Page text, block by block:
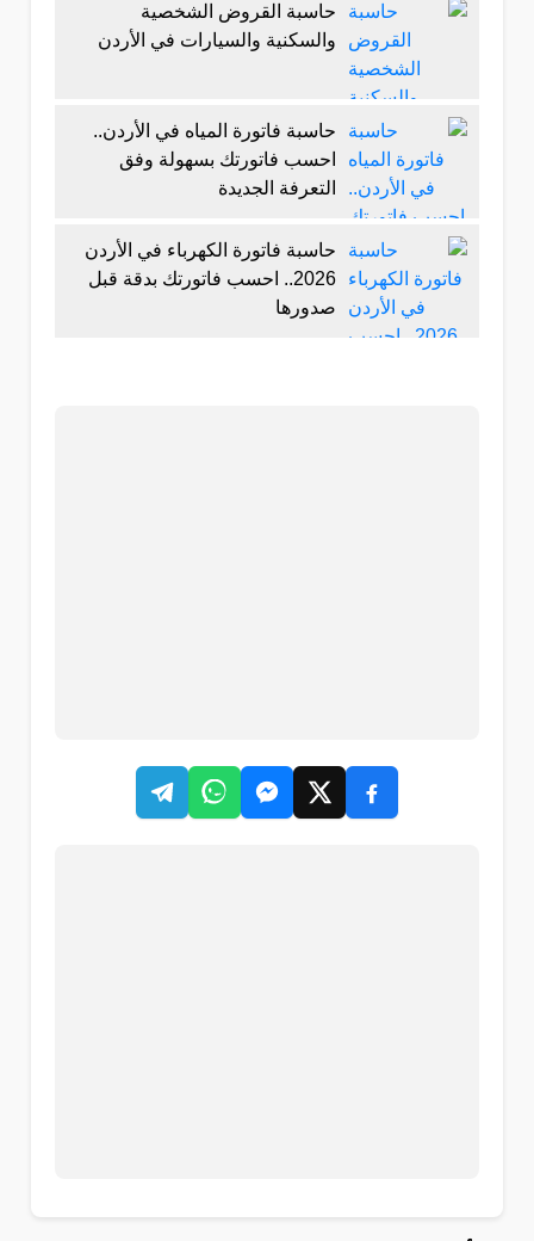
حاسبة القروض الشخصية
والسكنية والسيارات في الأردن
حاسبة فاتورة المياه في الأردن..
احسب فاتورتك بسهولة وفق
التعرفة الجديدة
حاسبة فاتورة الكهرباء في الأردن
2026.. احسب فاتورتك بدقة قبل
صدورها